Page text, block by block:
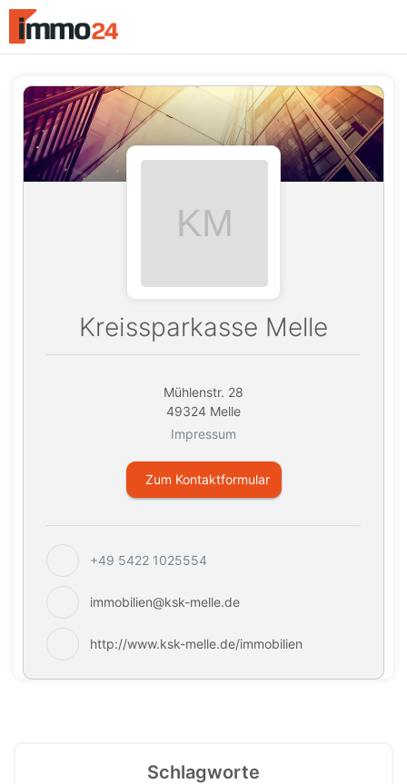
Accessibility
Modus
Navigation
zum
Inhalt
Kreissparkasse Melle
Mühlenstr. 28
49324 Melle
Impressum
Zum Kontaktformular
+49 5422 1025554
immobilien@ksk-melle.de
http://www.ksk-melle.de/immobilien
Schlagworte